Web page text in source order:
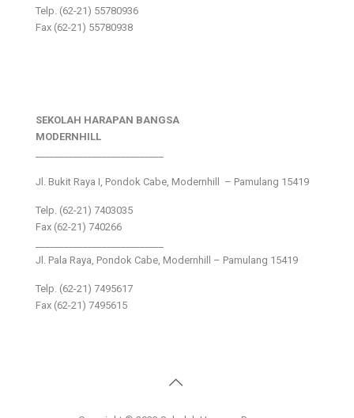
Telp. (62-21) 55780936
Fax (62-21) 55780938
SEKOLAH HARAPAN BANGSA
MODERNHILL
Jl. Bukit Raya I, Pondok Cabe, Modernhill – Pamulang 15419
Telp. (62-21) 7403035
Fax (62-21) 740266
Jl. Pala Raya, Pondok Cabe, Modernhill – Pamulang 15419
Telp. (62-21) 7495617
Fax (62-21) 7495615